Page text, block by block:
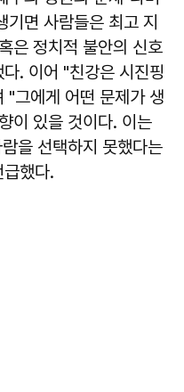
면 사람들은 최고 지
은 정치적 불안의 신호
. 이어 "친강은 시진핑
"그에게 어떤 문제가 생
이 있을 것이다. 이는
을 선택하지 못했다는
했다.